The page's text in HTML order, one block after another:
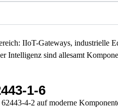
IIoT-Gateways, industrielle
Intelligenz sind allesamt
1-6
4-2 auf moderne